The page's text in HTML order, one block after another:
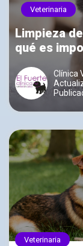
Veterinaria
Limpieza
qué es
Clínica
Veterinaria